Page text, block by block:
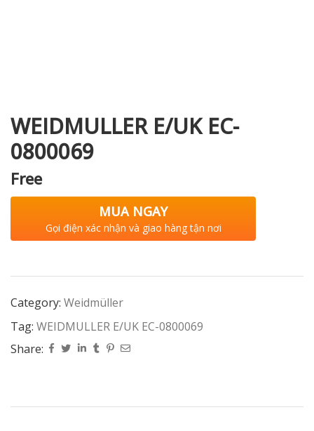
WEIDMULLER E/UK EC-
0800069
Free
MUA NGAY
Gọi điện xác nhận và giao hàng tận nơi
Category: Weidmüller
Tag: WEIDMULLER E/UK EC-0800069
Share: